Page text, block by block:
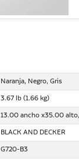
Naranja, Negro, Gris
3.67 lb (1.66 kg)
13.00 ancho x35.00
BLACK AND DECKER
G720-B3